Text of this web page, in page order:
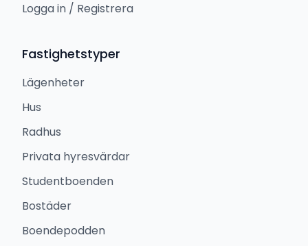
Logga in / Registrera
Fastighetstyper
Lägenheter
Hus
Radhus
Privata hyresvärdar
Studentboenden
Bostäder
Boendepodden